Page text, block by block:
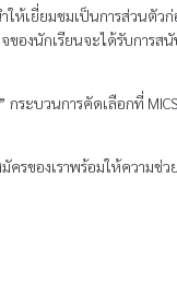
เยี่ยมชมเป็นการส่วนตัว
องนักเรียนจะได้รับการ
กระบวนการคัดเลือกที่
รของเราพร้อมให้ความช่